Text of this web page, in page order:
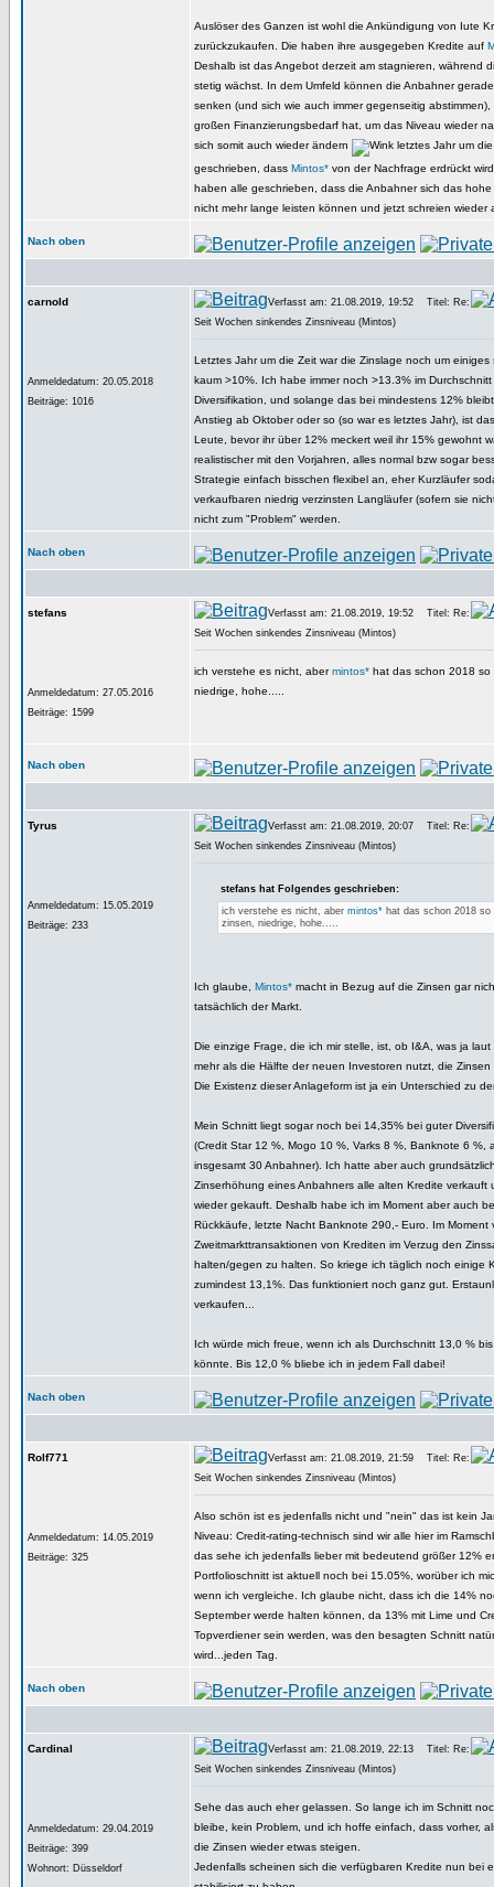
Auslöser des Ganzen ist wohl die Ankündigung von Iute
zurückzukaufen. Die haben ihre ausgegeben Kredite auf
Deshalb ist das Angebot derzeit am stagnieren, während
stetig wächst. In dem Umfeld können die Anbahner
senken (und sich wie auch immer gegenseitig
großen Finanzierungsbedarf hat, um das Niveau wieder
sich somit auch wieder ändern
letztes Jahr um
geschrieben, dass Mintos* von der Nachfrage erdrückt
haben alle geschrieben, dass die Anbahner sich das
nicht mehr lange leisten können und jetzt schreien wieder
Nach oben
carnold
Anmeldedatum: 20.05.2018
Beiträge: 1016
Verfasst am: 21.08.2019, 19:52
Titel: Re:
Seit Wochen sinkendes Zinsniveau (Mintos)
Letztes Jahr um die Zeit war die Zinslage noch um einiges
kaum >10%. Ich habe immer noch >13.3% im
Diversifikation, und solange das bei mindestens 12%
Anstieg ab Oktober oder so (so war es letztes Jahr), ist
Leute, bevor ihr über 12% meckert weil ihr 15% gewohnt
realistischer mit den Vorjahren, alles normal bzw sogar
Strategie einfach bisschen flexibel an, eher Kurzläufer
verkaufbaren niedrig verzinsten Langläufer (sofern sie
nicht zum "Problem" werden.
Nach oben
stefans
Anmeldedatum: 27.05.2016
Beiträge: 1599
Verfasst am: 21.08.2019, 19:52
Titel: Re:
Seit Wochen sinkendes Zinsniveau (Mintos)
ich verstehe es nicht, abermintos* hat das schon 2018
niedrige, hohe.....
Nach oben
Tyrus
Anmeldedatum: 15.05.2019
Beiträge: 233
Verfasst am: 21.08.2019, 20:07
Titel: Re:
Seit Wochen sinkendes Zinsniveau (Mintos)
stefans hat Folgendes geschrieben:
ich verstehe es nicht, aber mintos*hat das schon 2018 so
zinsen, niedrige, hohe.....
Ich glaube, Mintos* macht in Bezug auf die Zinsen gar
tatsächlich der Markt.
Die einzige Frage, die ich mir stelle, ist, ob I&A, was ja laut
mehr als die Hälfte der neuen Investoren nutzt, die
Die Existenz dieser Anlageform ist ja ein Unterschied zu
Mein Schnitt liegt sogar noch bei 14,35% bei guter
(Credit Star 12 %, Mogo 10 %, Varks 8 %, Banknote 6 %,
insgesamt 30 Anbahner). Ich hatte aber auch
Zinserhöhung eines Anbahners alle alten Kredite verkauft
wieder gekauft. Deshalb habe ich im Moment aber auch
Rückkäufe, letzte Nacht Banknote 290,- Euro. Im Moment
Zweitmarkttransaktionen von Krediten im Verzug den
halten/gegen zu halten. So kriege ich täglich noch einige
zumindest 13,1%. Das funktioniert noch ganz gut.
verkaufen...
Ich würde mich freue, wenn ich als Durchschnitt 13,0 %
könnte. Bis 12,0 % bliebe ich in jedem Fall dabei!
Nach oben
Rolf771
Anmeldedatum: 14.05.2019
Beiträge: 325
Verfasst am: 21.08.2019, 21:59
Titel: Re:
Seit Wochen sinkendes Zinsniveau (Mintos)
Also schön ist es jedenfalls nicht und "nein" das ist kein
Niveau: Credit-rating-technisch sind wir alle hier im
das sehe ich jedenfalls lieber mit bedeutend größer 12%
Portfolioschnitt ist aktuell noch bei 15.05%, worüber ich
wenn ich vergleiche. Ich glaube nicht, dass ich die 14%
September werde halten können, da 13% mit Lime und
Topverdiener sein werden, was den besagten Schnitt
wird...jeden Tag.
Nach oben
Cardinal
Anmeldedatum: 29.04.2019
Beiträge: 399
Wohnort: Düsseldorf
Verfasst am: 21.08.2019, 22:13
Titel: Re:
Seit Wochen sinkendes Zinsniveau (Mintos)
Sehe das auch eher gelassen. So lange ich im Schnitt
bleibe, kein Problem, und ich hoffe einfach, dass vorher,
die Zinsen wieder etwas steigen.
Jedenfalls scheinen sich die verfügbaren Kredite nun bei